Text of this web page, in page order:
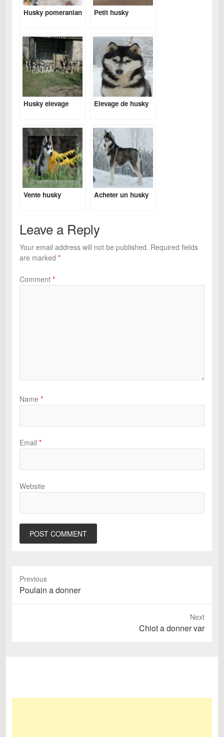
Husky pomeranian Petit husky
Husky elevage Elevage de husky
Vente husky Acheter un husky
Leave a Reply
Your email address will not be published. Required fields
are marked *
Comment *
Name *
Email *
Website
Previous
Previous
post:
Poulain a donner
Next
Chiot a donner var